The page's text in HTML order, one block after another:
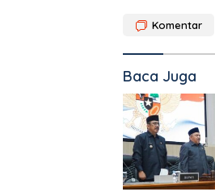
Komentar
Baca Juga